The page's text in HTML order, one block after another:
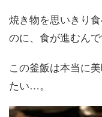
焼き物を思いきり
のに、食が進むんで
この釜飯は本当に
たい…。